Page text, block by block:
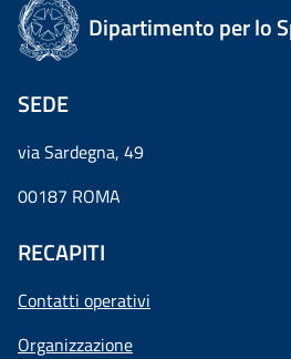
Dipartimento per lo
SEDE
via Sardegna, 49
00187 ROMA
RECAPITI
Contatti operativi
Organizzazione